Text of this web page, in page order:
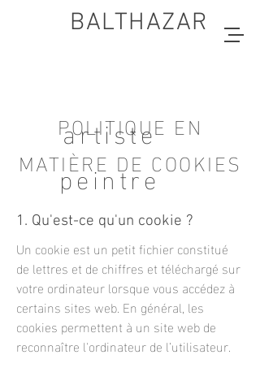
BALTHAZAR
artiste
peintre
POLITIQUE EN
MATIÈRE DE COOKIES
1. Qu'est-ce qu'un cookie ?
Un cookie est un petit fichier constitué
de lettres et de chiffres et téléchargé sur
votre ordinateur lorsque vous accédez à
certains sites web. En général, les
cookies permettent à un site web de
reconnaître l'ordinateur de l’utilisateur.